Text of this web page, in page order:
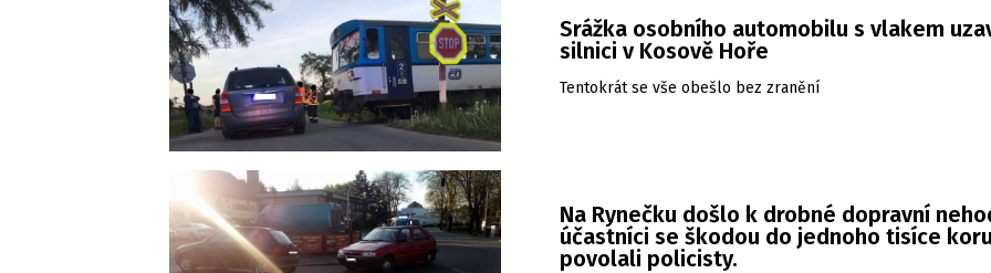
Srážka osobního automobilu s vlakem
silnici v Kosově Hoře
Tentokrát se vše obešlo bez zranění
Na Rynečku došlo k drobné dopravní
účastníci se škodou do jednoho tisíce
povolali policisty.